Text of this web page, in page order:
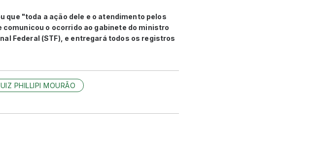
que "toda a ação dele e o atendimento pelos
o ocorrido ao gabinete do ministro
Federal (STF), e entregará todos os registros
PHILLIPI MOURÃO